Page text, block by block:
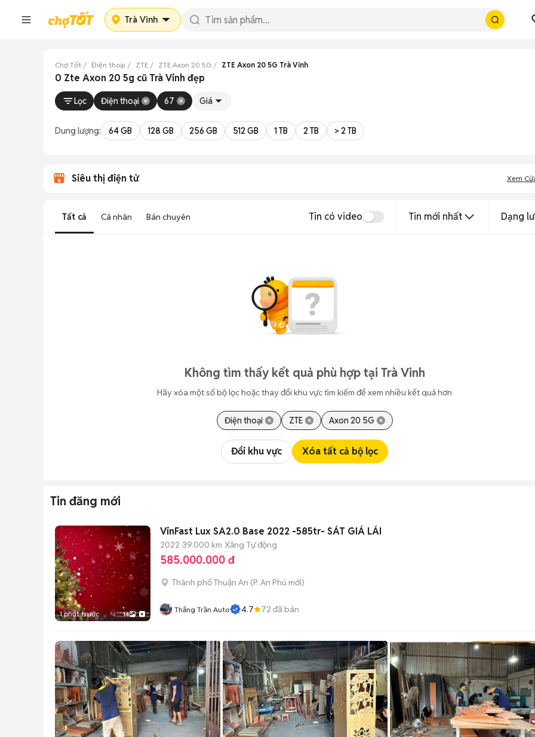
Trà Vinh
Chợ Tốt Điện thoại ZTE ZTE Axon 20 5G ZTE Axon 20 5G Trà Vinh
0 Zte Axon 20 5g cũ Trà Vinh đẹp
Lọc Điện thoại 67 Giá
Dung lượng: 64 GB 128 GB 256 GB 512 GB 1 TB 2 TB > 2 TB
Siêu thị điện tử Xem
Tất cả Cá nhân Bán chuyên Tin có video Tin mới nhất Dạng
Không tìm thấy kết quả phù hợp tại Trà Vinh
Hãy xóa một số bộ lọc hoặc thay đổi khu vực tìm kiếm để xem nhiều kết quả hơn
Điện thoại ZTE Axon 20 5G
Đổi khu vực Xóa tất cả bộ lọc
Tin đăng mới
1 phút trước 14
VinFast Lux SA2.0 Base 2022 -585tr- SÁT GIÁ LÁI
2022 39.000 km Xăng Tự động
585.000.000 đ
Thành phố Thuận An (P. An Phú mới)
Thắng Trần Auto 4.7 72 đã bán